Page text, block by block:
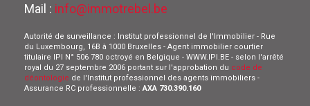
Mail : info@immotrebel.be
Autorité de surveillance : Institut professionnel de l'Immobilier - Rue
du Luxembourg, 16B à 1000 Bruxelles - Agent immobilier courtier
titulaire IPI N° 506 780 octroyé en Belgique - WWW.IPI.BE - selon l'arrêté
royal du 27 septembre 2006 portant sur l'approbation du code de
déontologie de l'Institut professionnel des agents immobiliers -
Assurance RC professionnelle :AXA 730.390.160